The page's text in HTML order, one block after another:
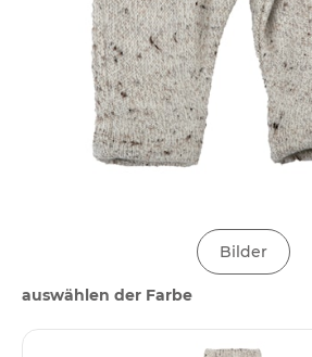
Bilder
auswählen der Farbe